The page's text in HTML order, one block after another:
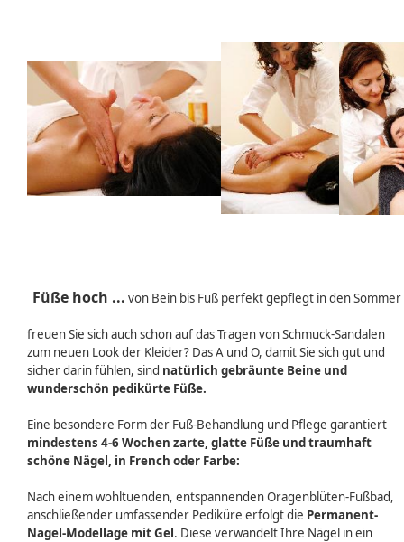
Füße hoch ... von Bein bis Fuß perfekt gepflegt in den Sommer
freuen Sie sich auch schon auf das Tragen von Schmuck-Sandalen
zum neuen Look der Kleider? Das A und O, damit Sie sich gut und
sicher darin fühlen, sind natürlich gebräunte Beine und
wunderschön pedikürte Füße.
Eine besondere Form der Fuß-Behandlung und Pflege garantiert
mindestens 4-6 Wochen zarte, glatte Füße und traumhaft
schöne Nägel, in French oder Farbe:
Nach einem wohltuenden, entspannenden Oragenblüten-Fußbad,
anschließender umfassender Pediküre erfolgt die Permanent-
Nagel-Modellage mit Gel. Diese verwandelt Ihre Nägel in ein